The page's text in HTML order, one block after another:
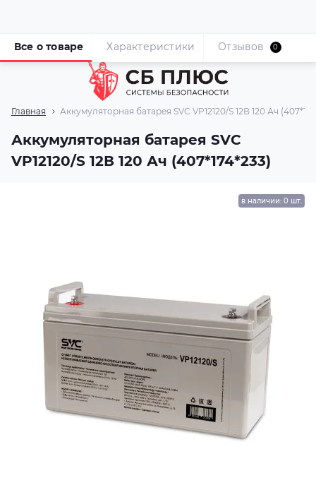
Главная Аккумуляторная батарея SVC VP12120/S 12В 120 Ач
Аккумуляторная батарея SVC
VP12120/S 12В 120 Ач (407*174*233)
Все о товаре Характеристики Отзывов 0
в наличии: 0 шт.